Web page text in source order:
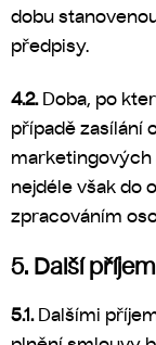
dobu
předpisy.
4.2.Doba, po
případě zasílání
marketingových
nejdéle však do
zpracováním
5. Další
5.1.Dalšími